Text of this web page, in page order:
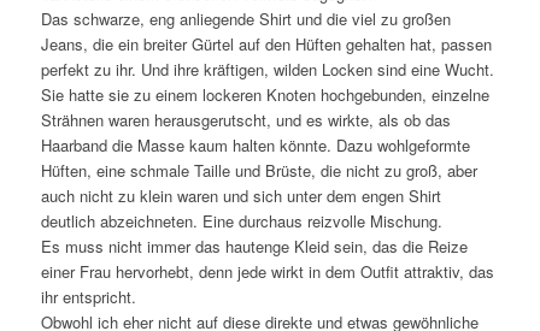
Das schwarze, eng anliegende Shirt und die viel zu großen
Jeans, die ein breiter Gürtel auf den Hüften gehalten hat, passen
perfekt zu ihr. Und ihre kräftigen, wilden Locken sind eine Wucht.
Sie hatte sie zu einem lockeren Knoten hochgebunden, einzelne
Strähnen waren herausgerutscht, und es wirkte, als ob das
Haarband die Masse kaum halten könnte. Dazu wohlgeformte
Hüften, eine schmale Taille und Brüste, die nicht zu groß, aber
auch nicht zu klein waren und sich unter dem engen Shirt
deutlich abzeichneten. Eine durchaus reizvolle Mischung.
Es muss nicht immer das hautenge Kleid sein, das die Reize
einer Frau hervorhebt, denn jede wirkt in dem Outfit attraktiv, das
ihr entspricht.
Obwohl ich eher nicht auf diese direkte und etwas gewöhnliche